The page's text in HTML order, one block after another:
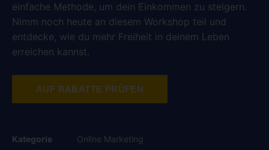
einfache Methode, um dein Einkommen zu steigern.
Nimm noch heute an diesem Workshop teil und
entdecke, wie du mehr Freiheit in deinem Leben
erreichen kannst.
AUF RABATTE PRÜFEN
Kategorie
Online Marketing